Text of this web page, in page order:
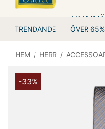
TRENDANDE ÖVER
HEM / HERR /
-33%